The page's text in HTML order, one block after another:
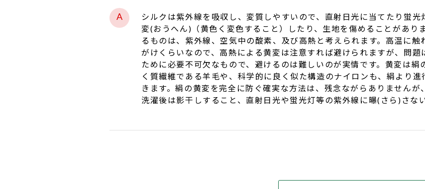
シルクは紫外線を吸収し、変質しやすいので、直射日光に当てたり蛍
変(おうへん)（黄色く変色すること）したり、生地を傷めることがあり
るものは、紫外線、空気中の酸素、及び高熱と考えられます。高温に
がけくらいなので、高熱による黄変は注意すれば避けられますが、問題
ために必要不可欠なもので、避けるのは難しいのが実情です。黄変は
く質繊維である羊毛や、科学的に良く似た構造のナイロンも、絹より
きます。絹の黄変を完全に防ぐ確実な方法は、残念ながらありませんが
洗濯後は影干しすること、直射日光や蛍光灯等の紫外線に曝(さら)さな